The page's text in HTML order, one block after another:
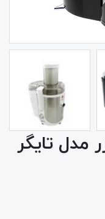
مدل تایگر